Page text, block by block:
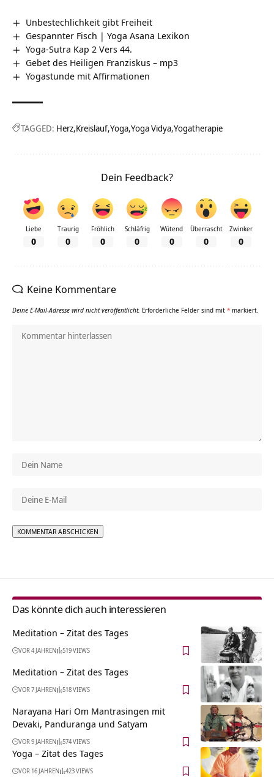
Unbestechlichkeit gibt Freiheit
Gespannter Fisch | Yoga Asana Lexikon
Yoga-Sutra Kap 2 Vers 44.
Gebet des Heiligen Franziskus – mp3
Yogastunde mit Affirmationen
TAGGED: Herz Kreislauf Yoga Yoga Vidya Yogatherapie
Dein Feedback?
Liebe
0
Traurig
0
Fröhlich
0
Schläfrig
0
Wütend
0
Überrascht
0
Zwinker
0
Keine Kommentare
Deine E-Mail-Adresse wird nicht veröffentlicht. Erforderliche Felder sind mit * markiert.
Das könnte dich auch interessieren
Meditation – Zitat des Tages
VOR 4 JAHREN 519 VIEWS
Meditation – Zitat des Tages
VOR 7 JAHREN 518 VIEWS
Narayana Hari Om Mantrasingen mit
Devaki, Panduranga und Satyam
VOR 9 JAHREN 574 VIEWS
Yoga – Zitat des Tages
VOR 16 JAHREN 423 VIEWS